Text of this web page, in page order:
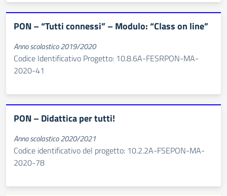
PON – “Tutti connessi” – Modulo: “Class on line”
Anno scolastico 2019/2020
Codice Identificativo Progetto: 10.8.6A-FESRPON-MA-
2020-41
PON – Didattica per tutti!
Anno scolastico 2020/2021
Codice identificativo del progetto: 10.2.2A-FSEPON-MA-
2020-78